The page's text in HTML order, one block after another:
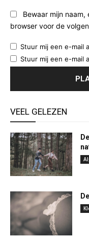
Bewaar mijn
browser voor de
Stuur mij een e-mail
Stuur mij een e-mail
VEEL GELEZEN